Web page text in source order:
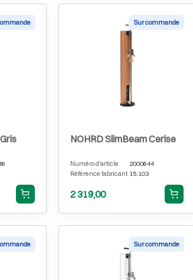
Sur commande
NOHRD SlimBeam Cerise
Numéro d'article
2000644
Référence fabricant 15.103
2 319,00
Sur commande